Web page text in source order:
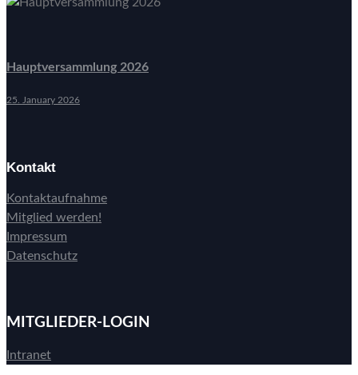
Hauptversammlung 2026
25. January 2026
Kontakt
Kontaktaufnahme
Mitglied werden!
Impressum
Datenschutz
MITGLIEDER-LOGIN
Intranet